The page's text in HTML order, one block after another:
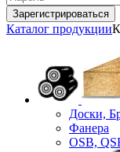
Зарегистрироваться
Каталог продукции
Доски,
Фанера
OSB,